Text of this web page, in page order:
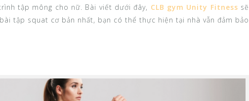
tập mông cho nữ. Bài viết dưới đây, CLB gym Unity Fitness sẽ
tập squat cơ bản nhất, bạn có thể thực hiện tại nhà vẫn đảm bảo